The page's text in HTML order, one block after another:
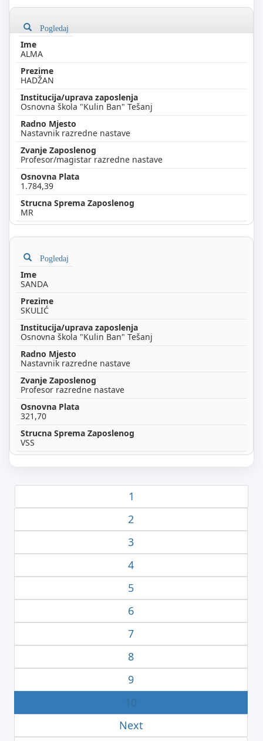
Pogledaj
ALMA
HADŽAN
Osnovna škola "Kulin Ban" Tešanj
Nastavnik razredne nastave
Profesor/magistar razredne nastave
1.784,39
MR
Pogledaj
SANDA
SKULIĆ
Osnovna škola "Kulin Ban" Tešanj
Nastavnik razredne nastave
Profesor razredne nastave
321,70
VSS
1
2
3
4
5
6
7
8
9
10
Next